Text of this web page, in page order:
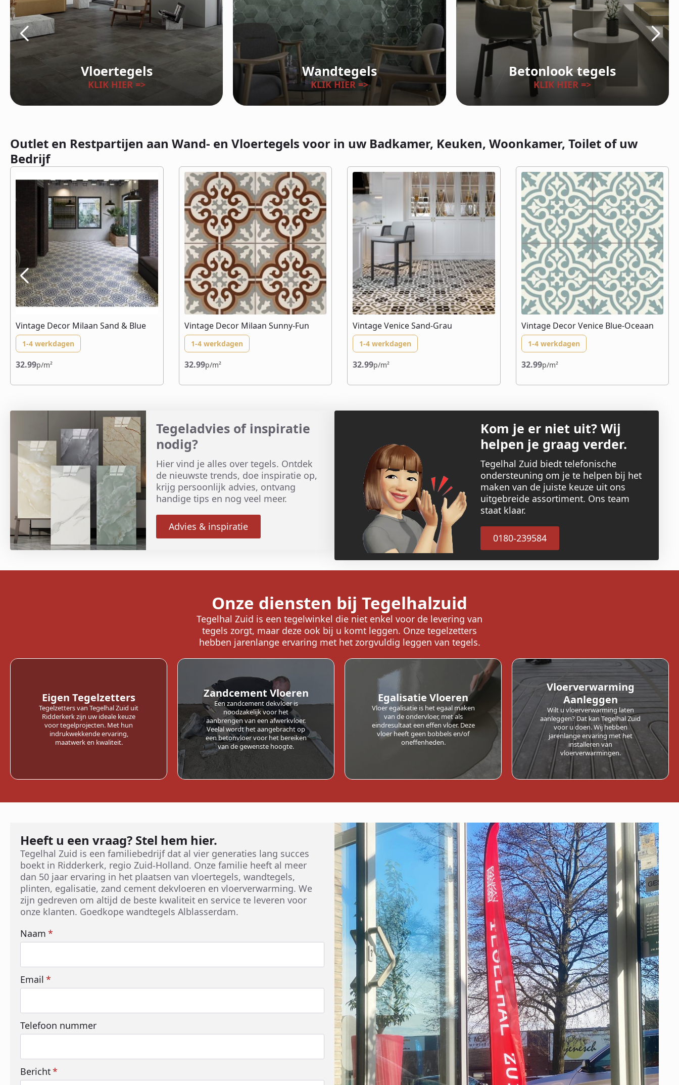
Vloertegels
KLIK HIER =>
Wandtegels
KLIK HIER =>
Betonlook tegels
KLIK HIER =>
Outlet en Restpartijen aan Wand- en Vloertegels voor in uw Badkamer, Keuken, Woonkamer, Toilet of uw
Bedrijf
1-4 werkdagen
32.99p/m²
Vintage Decor Milaan Sand & Blue
1-4 werkdagen
32.99p/m²
Vintage Decor Milaan Sunny-Fun
1-4 werkdagen
32.99p/m²
Vintage Venice Sand-Grau
1-4 werkdagen
32.99p/m²
Vintage Decor Venice Blue-Oceaan
Tegeladvies of inspiratie
nodig?
Hier vind je alles over tegels. Ontdek
de nieuwste trends, doe inspiratie op,
krijg persoonlijk advies, ontvang
handige tips en nog veel meer.
Advies & inspiratie
Kom je er niet uit? Wij
helpen je graag verder.
Tegelhal Zuid biedt telefonische
ondersteuning om je te helpen bij het
maken van de juiste keuze uit ons
uitgebreide assortiment. Ons team
staat klaar.
0180-239584
Onze diensten bij Tegelhalzuid
Tegelhal Zuid is een tegelwinkel die niet enkel voor de levering van
tegels zorgt, maar deze ook bij u komt leggen. Onze tegelzetters
hebben jarenlange ervaring met het zorgvuldig leggen van tegels.
Eigen Tegelzetters
Tegelzetters van Tegelhal Zuid uit
Ridderkerk zijn uw ideale keuze
voor tegelprojecten. Met hun
indrukwekkende ervaring,
maatwerk en kwaliteit.
Zandcement Vloeren
Een zandcement dekvloer is
noodzakelijk voor het
aanbrengen van een afwerkvloer.
Veelal wordt het aangebracht op
een betonvloer voor het bereiken
van de gewenste hoogte.
Egalisatie Vloeren
Vloer egalisatie is het egaal maken
van de ondervloer, met als
eindresultaat een effen vloer. Deze
vloer heeft geen bobbels en/of
oneffenheden.
Vloerverwarming
Aanleggen
Wilt u vloerverwarming laten
aanleggen? Dat kan Tegelhal Zuid
voor u doen. Wij hebben
jarenlange ervaring met het
installeren van
vloerverwarmingen.
Heeft u een vraag? Stel hem hier.
Tegelhal Zuid is een familiebedrijf dat al vier generaties lang succes
boekt in Ridderkerk, regio Zuid-Holland. Onze familie heeft al meer
dan 50 jaar ervaring in het plaatsen van vloertegels, wandtegels,
plinten, egalisatie, zand cement dekvloeren en vloerverwarming. We
zijn gedreven om altijd de beste kwaliteit en service te leveren voor
onze klanten. Goedkope wandtegels Alblasserdam.
Naam *
Email *
Telefoon nummer
Bericht*